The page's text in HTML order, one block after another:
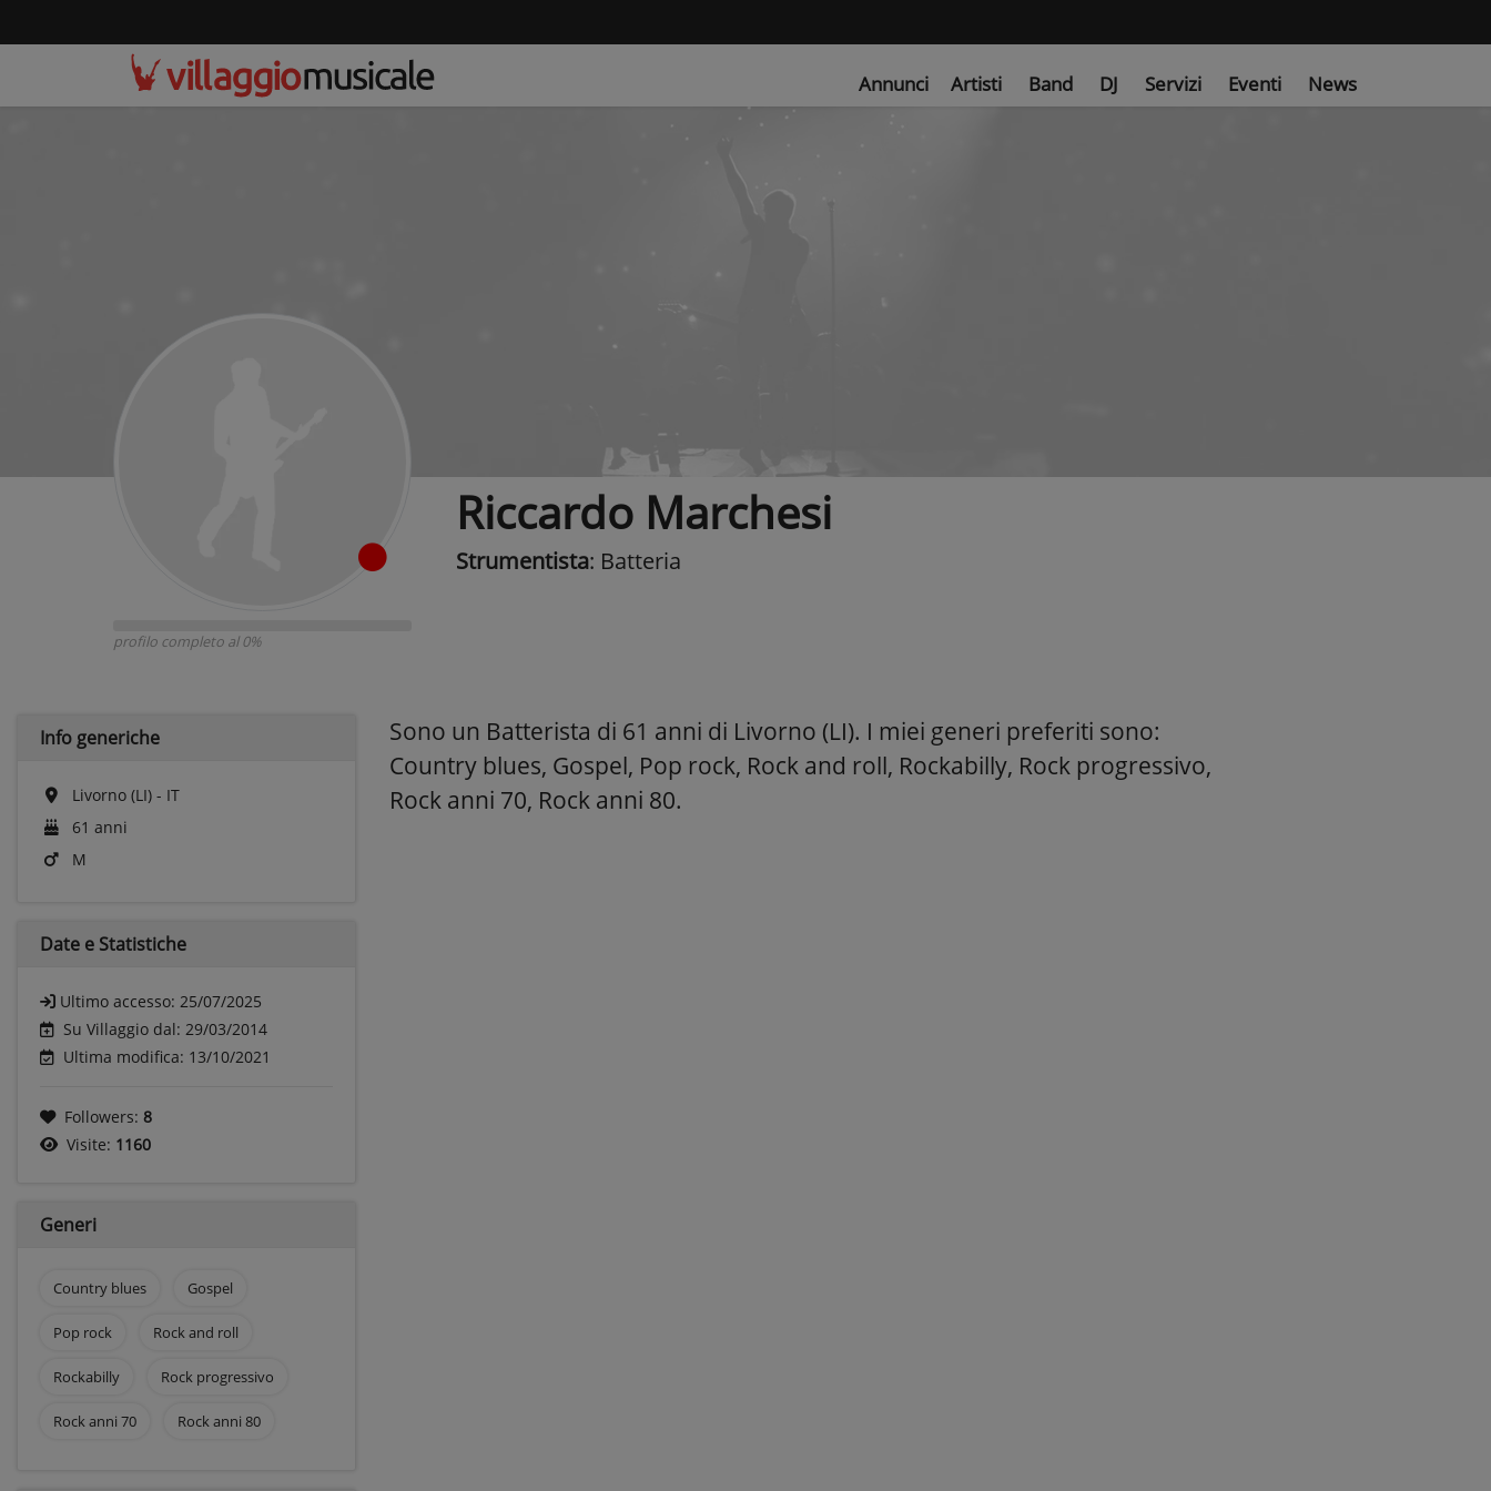
Annunci Artisti Band DJ Servizi Eventi News
profilo completo al 0%
Riccardo Marchesi
Strumentista: Batteria
Info generiche
Livorno (LI) - IT
61 anni
M
Date e Statistiche
Ultimo accesso: 25/07/2025
Su Villaggio dal: 29/03/2014
Ultima modifica: 13/10/2021
Followers: 8
Visite: 1160
Generi
Country blues Gospel
Pop rock Rock and roll
Rockabilly Rock progressivo
Rock anni 70 Rock anni 80
Sono un Batterista di 61 anni di Livorno (LI). I miei generi preferiti sono:
Country blues, Gospel, Pop rock, Rock and roll, Rockabilly, Rock progressivo,
Rock anni 70, Rock anni 80.